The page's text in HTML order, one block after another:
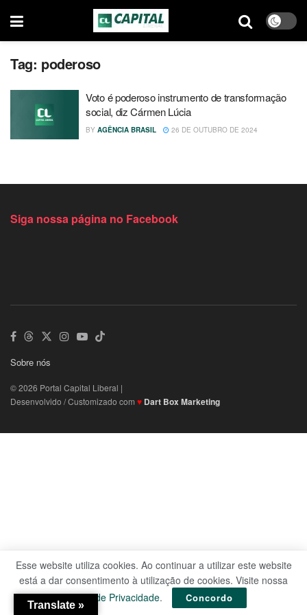
Tag: poderoso
Voto é poderoso instrumento de transformação
social, diz Cármen Lúcia
BY AGÊNCIA BRASIL 26 DE OUTUBRO DE 2024
Siga nossa página no Facebook
Sobre nós
© 2026 Portal Capital Liberal |
Desenvolvido / Customizado com ♥ Dart Box Marketing
Translate »
Esse website utiliza cookies. Ao continuar a utilizar este website
está a dar consentimento à utilização de cookies. Visite nossa
Política de Privacidade. Concordo